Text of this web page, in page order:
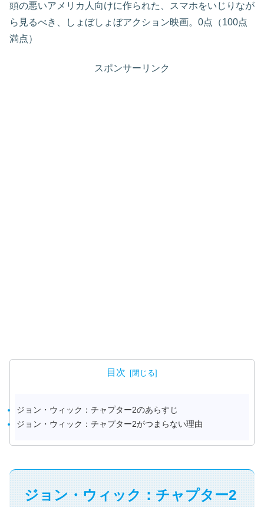
頭の悪いアメリカ人向けに作られた、スマホをいじりなが
ら見るべき、しょぼしょぼアクション映画。0点（100点
満点）
スポンサーリンク
目次
ジョン・ウィック：チャプター2のあらすじ
ジョン・ウィック：チャプター2がつまらない理由
ジョン・ウィック：チャプター2